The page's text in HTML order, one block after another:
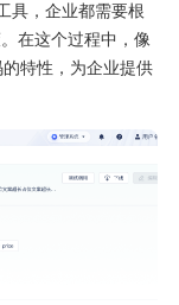
具，企业都需要根
在这个过程中，像
特性，为企业提供